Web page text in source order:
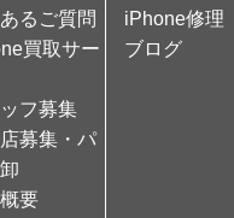
るご質問
買取サー
フ募集
募集・パ
要
iPhone修理
ブログ